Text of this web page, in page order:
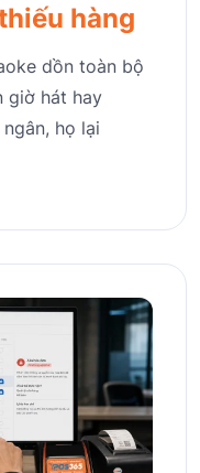
hàng
dồn toàn bộ
giờ hát hay
họ lại